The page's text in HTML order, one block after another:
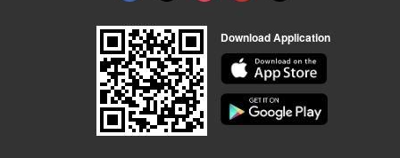
Download Application